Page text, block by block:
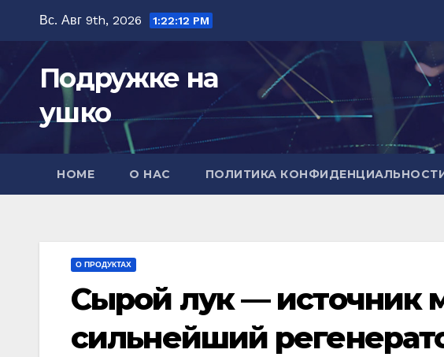
содержимому
Вс. Авг 9th, 2026 1:22:14 PM
Подружке на
ушко
HOME О НАС ПОЛИТИКА
О ПРОДУКТАХ
Сырой лук — источник
сильнейший